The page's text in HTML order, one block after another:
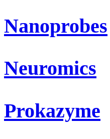
Nanoprobes
Neuromics
Prokazyme